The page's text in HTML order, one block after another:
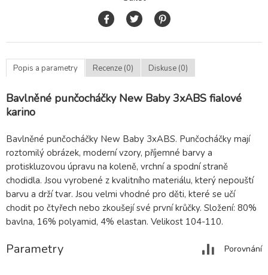
Popis a parametry Recenze (0) Diskuse (0)
Bavlněné punčocháčky New Baby 3xABS fialové
karino
Bavlněné punčocháčky New Baby 3xABS. Punčocháčky mají
roztomilý obrázek, moderní vzory, příjemné barvy a
protiskluzovou úpravu na koleně, vrchní a spodní straně
chodidla. Jsou vyrobené z kvalitního materiálu, který nepouští
barvu a drží tvar. Jsou velmi vhodné pro děti, které se učí
chodit po čtyřech nebo zkoušejí své první krůčky. Složení: 80%
bavlna, 16% polyamid, 4% elastan. Velikost 104-110.
Parametry Porovnání